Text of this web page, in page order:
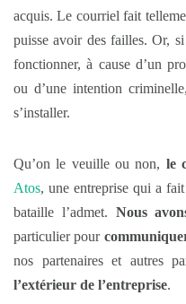
acquis. Le courriel fait
puisse avoir des failles. Or,
fonctionner, à cause d’un
ou d’une intention
s’installer.
Qu’on le veuille ou non, le
Atos, une entreprise qui a
bataille l’admet. Nous
particulier pour
nos partenaires et autres
l’extérieur de l’entreprise.